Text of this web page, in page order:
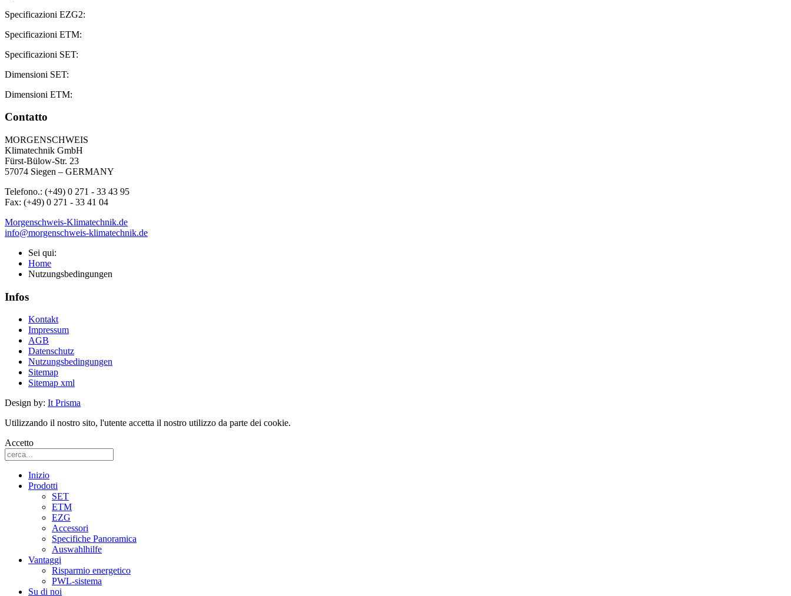
Specificazioni EZG2:
Specificazioni ETM:
Specificazioni SET:
Dimensioni SET:
Dimensioni ETM:
Contatto
MORGENSCHWEIS
Klimatechnik GmbH
Fürst-Bülow-Str. 23
57074 Siegen – GERMANY
Telefono.: (+49) 0 271 - 33 43 95
Fax: (+49) 0 271 - 33 41 04
Morgenschweis-Klimatechnik.de
info@morgenschweis-klimatechnik.de
Sei qui:
Home
Nutzungsbedingungen
Infos
Kontakt
Impressum
AGB
Datenschutz
Nutzungsbedingungen
Sitemap
Sitemap xml
Design by: It Prisma
Utilizzando il nostro sito, l'utente accetta il nostro utilizzo da parte dei cookie.
Accetto
Inizio
Prodotti
SET
ETM
EZG
Accessori
Specifiche Panoramica
Auswahlhilfe
Vantaggi
Risparmio energetico
PWL-sistema
Su di noi